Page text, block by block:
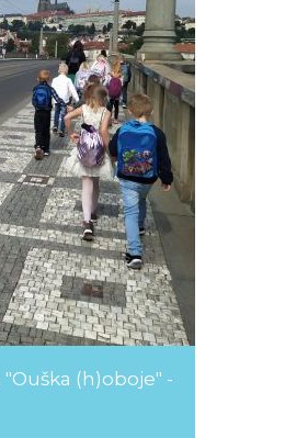
(h)oboje" -